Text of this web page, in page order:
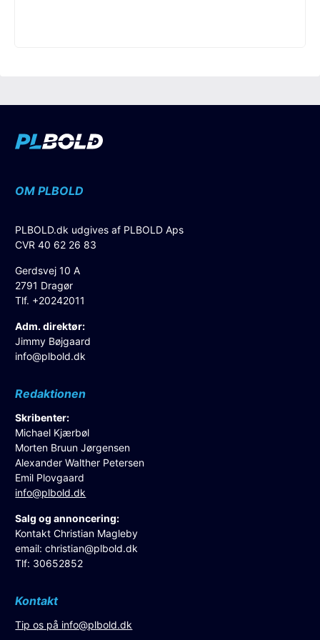
OM PLBOLD
PLBOLD.dk udgives af PLBOLD Aps
CVR 40 62 26 83
Gerdsvej 10 A
2791 Dragør
Tlf. +20242011
Adm. direktør:
Jimmy Bøjgaard
info@plbold.dk
Redaktionen
Skribenter:
Michael Kjærbøl
Morten Bruun Jørgensen
Alexander Walther Petersen
Emil Plovgaard
info@plbold.dk
Salg og annoncering:
Kontakt Christian Magleby
email:christian@plbold.dk
Tlf: 30652852
Kontakt
Tip os på info@plbold.dk